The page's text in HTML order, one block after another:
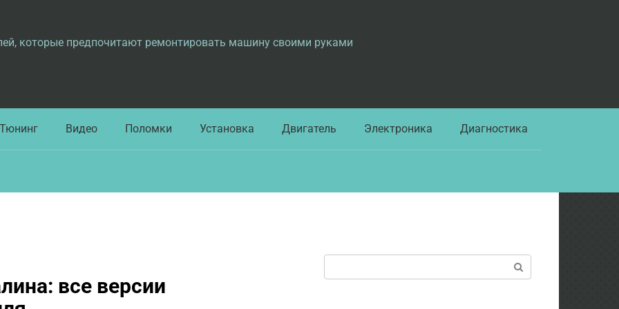
которые предпочитают ремонтировать машину своими руками
Тюнинг Видео Поломки Установка Двигатель Электроника Диагностика
все версии